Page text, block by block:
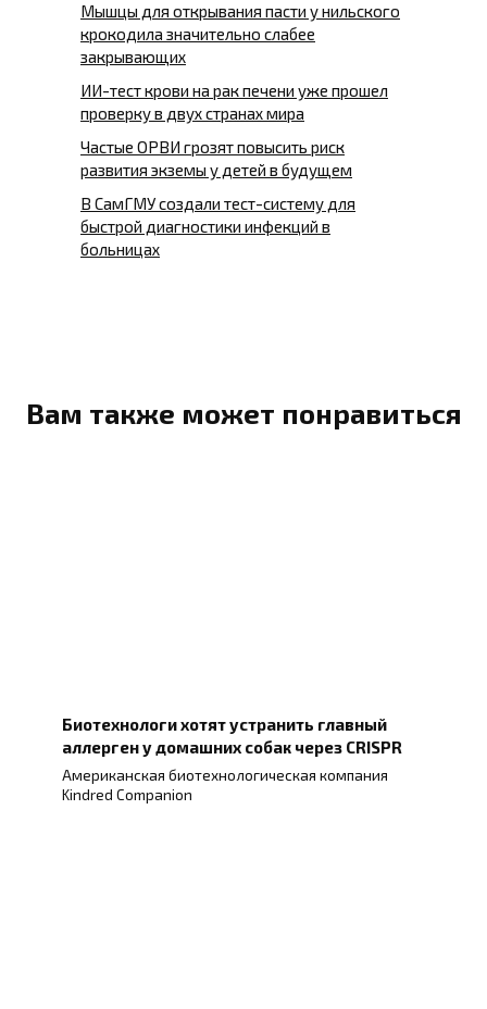
Мышцы для открывания пасти у нильского
крокодила значительно слабее
закрывающих
ИИ-тест крови на рак печени уже прошел
проверку в двух странах мира
Частые ОРВИ грозят повысить риск
развития экземы у детей в будущем
В СамГМУ создали тест-систему для
быстрой диагностики инфекций в
больницах
Вам также может понравиться
Биотехнологи хотят устранить главный
аллерген у домашних собак через CRISPR
Американская биотехнологическая компания
Kindred Companion